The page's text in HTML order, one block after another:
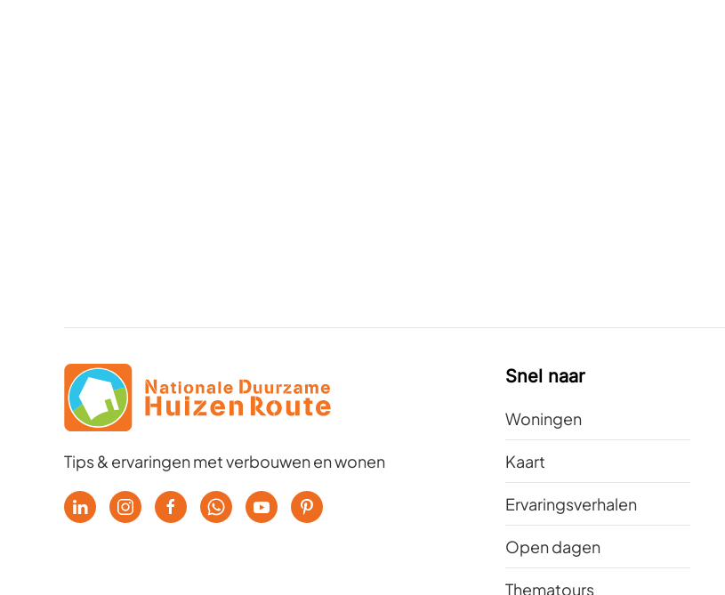
Tips & ervaringen met verbouwen en wonen
Snel naar
Woningen
Kaart
Ervaringsverhalen
Open dagen
Thematours